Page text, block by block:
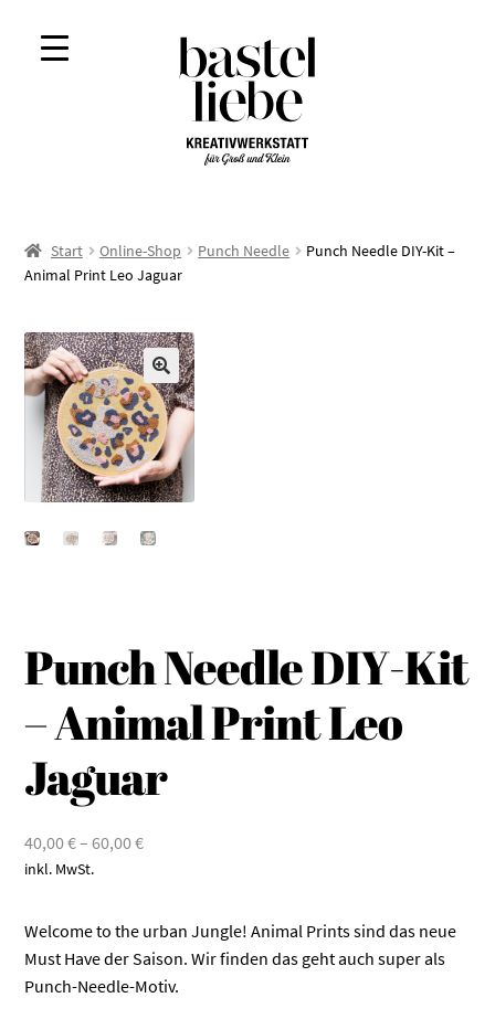
Zur
Navigation
springen
Zum
Inhalt
springen
Start Online-Shop Punch Needle
Punch Needle DIY-Kit –
Animal Print Leo Jaguar
Punch Needle DIY-Kit
– Animal Print Leo
Jaguar
40,00€–60,00€
inkl. MwSt.
Welcome to the urban Jungle! Animal Prints sind das neue
Must Have der Saison. Wir finden das geht auch super als
Punch-Needle-Motiv.